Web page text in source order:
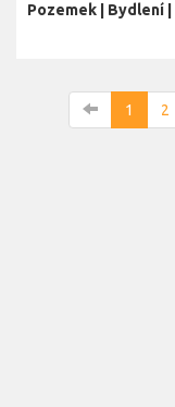
Pozemek Bydlení
1 2